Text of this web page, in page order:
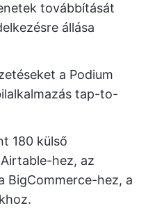
továbbítását
állása
a Podium
tap-to-
180 külső
hez, az
BigCommerce-hez, a